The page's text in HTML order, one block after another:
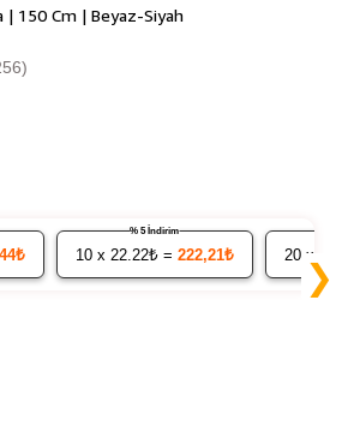
150 Cm | Beyaz-Siyah
10x 22.22₺ = 222,21₺
% 5 İndirim
20x
❯